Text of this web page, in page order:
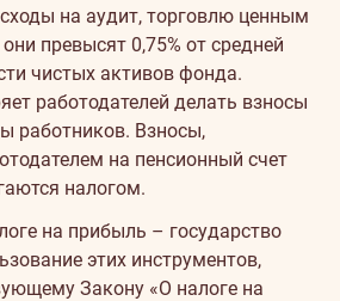
на аудит, торговлю ценным
превысят 0,75% от средней
чистых активов фонда.
работодателей делать взносы
работников. Взносы,
на пенсионный счет
налогом.
на прибыль – государство
этих инструментов,
Закону «О налоге на